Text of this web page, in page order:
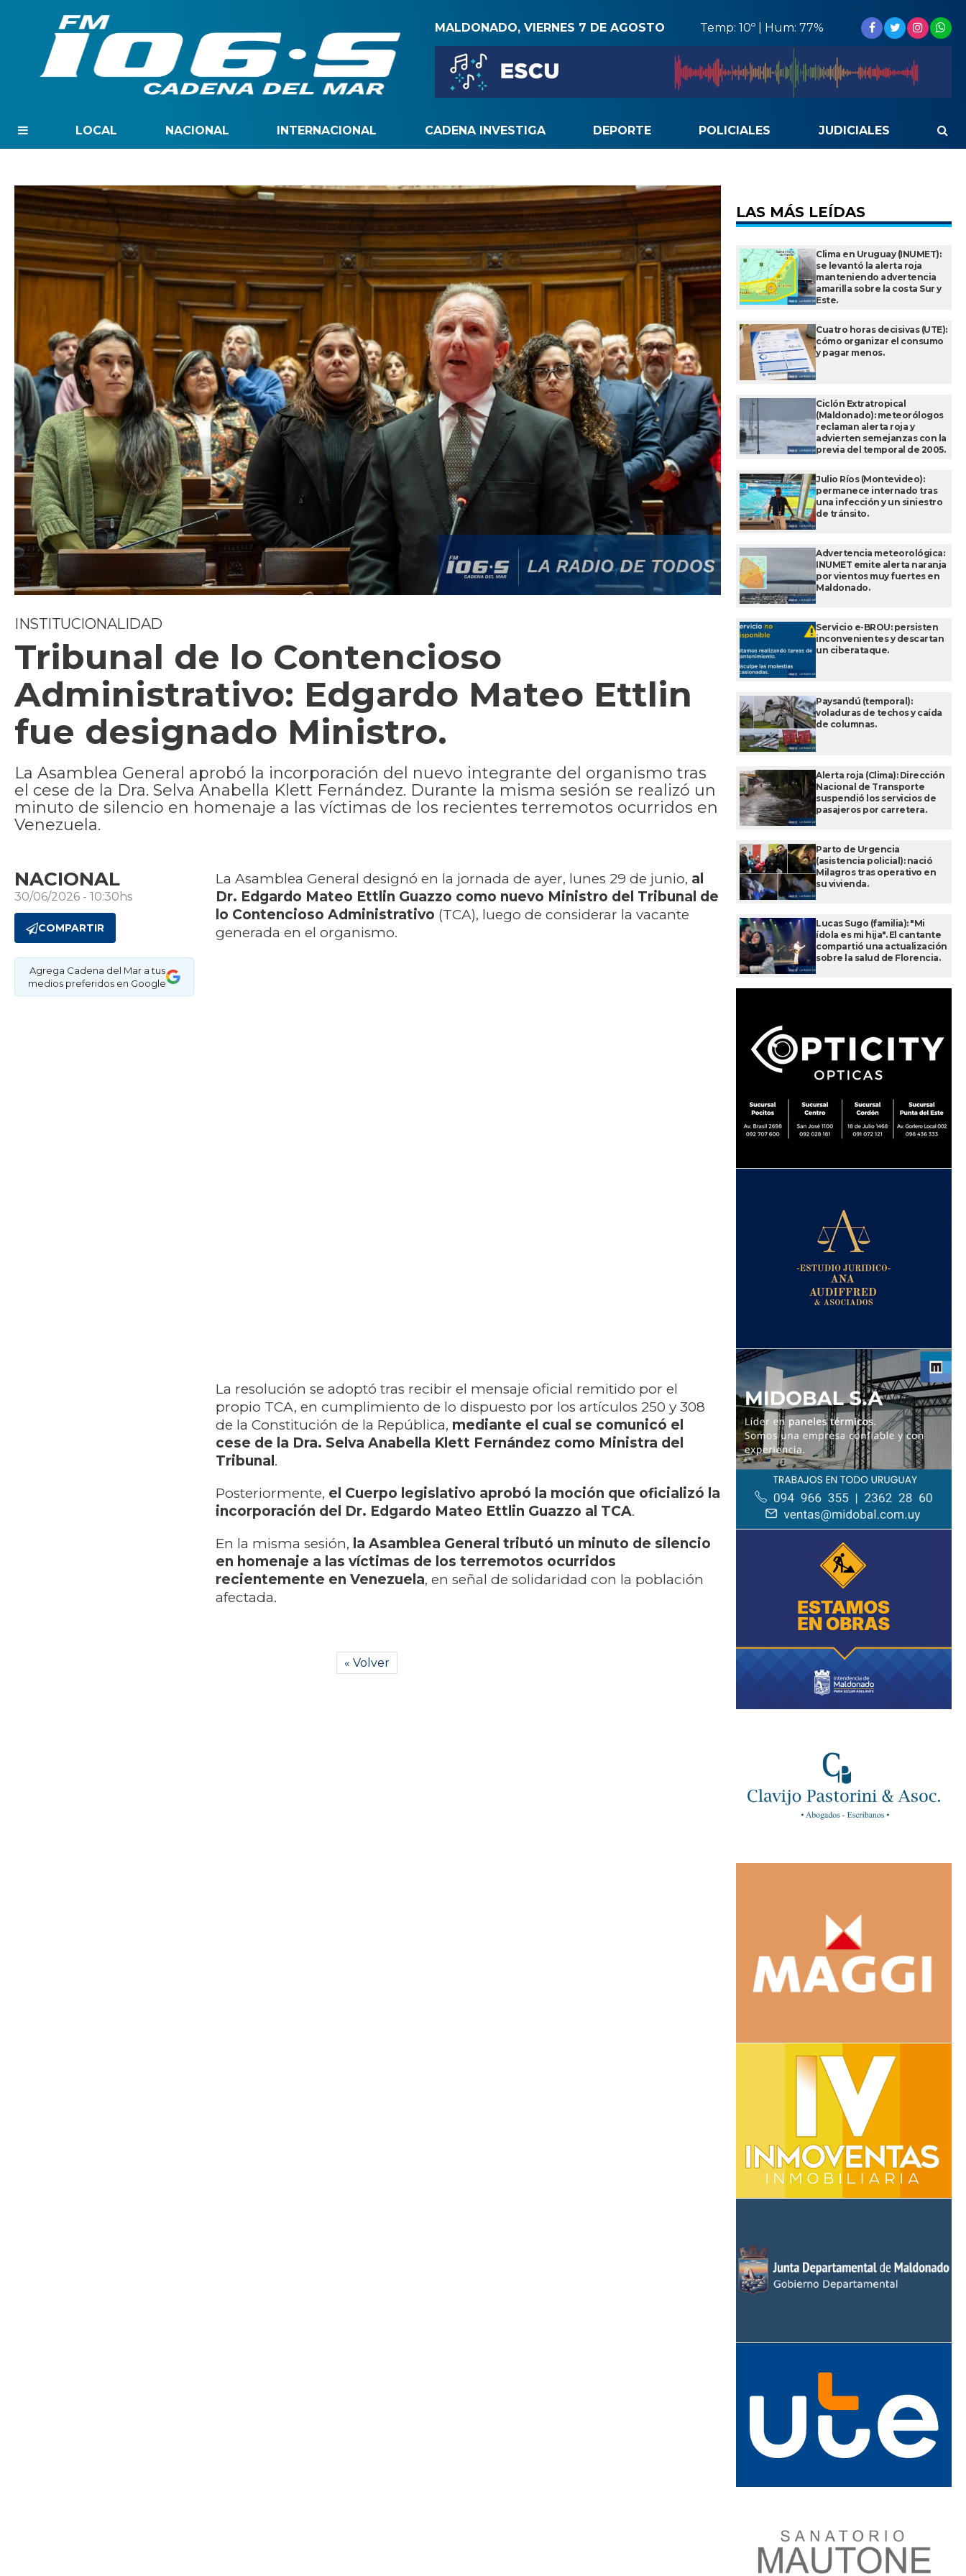
MALDONADO, VIERNES 7 DE AGOSTO Temp: 10º | Hum: 77%
LOCAL NACIONAL INTERNACIONAL CADENA INVESTIGA DEPORTE POLICIALES JUDICIALES
INSTITUCIONALIDAD
Tribunal de lo Contencioso
Administrativo: Edgardo Mateo Ettlin
fue designado Ministro.
La Asamblea General aprobó la incorporación del nuevo integrante del organismo tras
el cese de la Dra. Selva Anabella Klett Fernández. Durante la misma sesión se realizó un
minuto de silencio en homenaje a las víctimas de los recientes terremotos ocurridos en
Venezuela.
NACIONAL
30/06/2026 - 10:30hs
COMPARTIR
Agrega Cadena del Mar a tus
medios preferidos en Google
La Asamblea General designó en la jornada de ayer, lunes 29 de junio, al
Dr. Edgardo Mateo Ettlin Guazzo como nuevo Ministro del Tribunal de
lo Contencioso Administrativo (TCA), luego de considerar la vacante
generada en el organismo.
La resolución se adoptó tras recibir el mensaje oficial remitido por el
propio TCA, en cumplimiento de lo dispuesto por los artículos 250 y 308
de la Constitución de la República, mediante el cual se comunicó el
cese de la Dra. Selva Anabella Klett Fernández como Ministra del
Tribunal .
Posteriormente, el Cuerpo legislativo aprobó la moción que oficializó la
incorporación del Dr. Edgardo Mateo Ettlin Guazzo al TCA.
En la misma sesión, la Asamblea General tributó un minuto de silencio
en homenaje a las víctimas de los terremotos ocurridos
recientemente en Venezuela, en señal de solidaridad con la población
afectada.
« Volver
LAS MÁS LEÍDAS
Clima en Uruguay (INUMET):
se levantó la alerta roja
manteniendo advertencia
amarilla sobre la costa Sur y
Este.
Cuatro horas decisivas (UTE):
cómo organizar el consumo
y pagar menos.
Ciclón Extratropical
(Maldonado): meteorólogos
reclaman alerta roja y
advierten semejanzas con la
previa del temporal de 2005.
Julio Ríos (Montevideo):
permanece internado tras
una infección y un siniestro
de tránsito.
Advertencia meteorológica:
INUMET emite alerta naranja
por vientos muy fuertes en
Maldonado.
Servicio e-BROU: persisten
inconvenientes y descartan
un ciberataque.
Paysandú (temporal):
voladuras de techos y caída
de columnas.
Alerta roja (Clima): Dirección
Nacional de Transporte
suspendió los servicios de
pasajeros por carretera.
Parto de Urgencia
(asistencia policial): nació
Milagros tras operativo en
su vivienda.
Lucas Sugo (familia): "Mi
ídola es mi hija". El cantante
compartió una actualización
sobre la salud de Florencia.